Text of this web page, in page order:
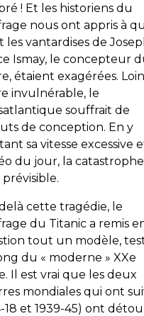
! Et les historiens du
nous ont appris à
les vantardises de
Ismay, le concepteur
étaient exagérées. Loin
invulnérable, le
souffrait de
de conception. En y
sa vitesse excessive
du jour, la catastrophe
cette tragédie, le
du Titanic a remis
tout un modèle,
du « moderne » XXe
Il est vrai que les deux
mondiales qui ont
18 et 1939-45) ont